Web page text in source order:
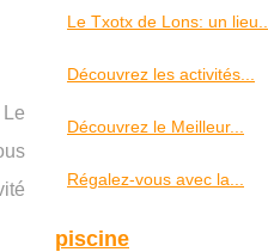
Le Txotx de Lons: un lieu...
Découvrez les activités...
Découvrez le Meilleur...
Régalez-vous avec la...
piscine